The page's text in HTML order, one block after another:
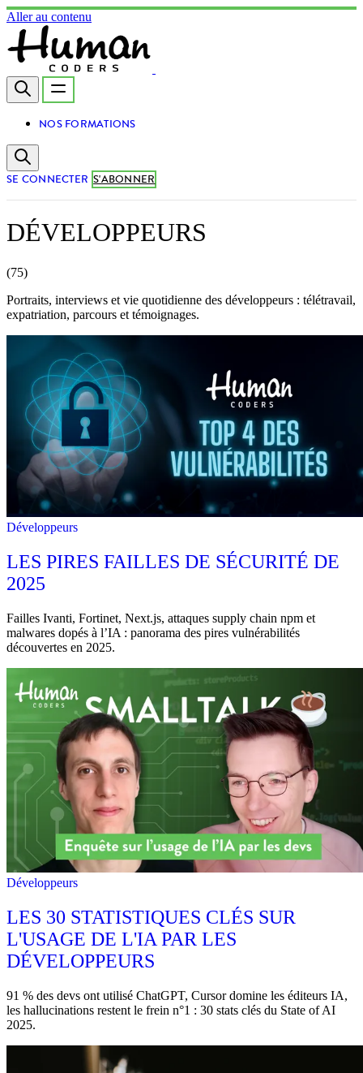
Aller au contenu
NOS FORMATIONS
SE CONNECTER S'ABONNER
DÉVELOPPEURS
(75)
Portraits, interviews et vie quotidienne des développeurs : télétravail,
expatriation, parcours et témoignages.
Développeurs
LES PIRES FAILLES DE SÉCURITÉ DE
2025
Failles Ivanti, Fortinet, Next.js, attaques supply chain npm et
malwares dopés à l’IA : panorama des pires vulnérabilités
découvertes en 2025.
Développeurs
LES 30 STATISTIQUES CLÉS SUR
L'USAGE DE L'IA PAR LES
DÉVELOPPEURS
91 % des devs ont utilisé ChatGPT, Cursor domine les éditeurs IA,
les hallucinations restent le frein n°1 : 30 stats clés du State of AI
2025.